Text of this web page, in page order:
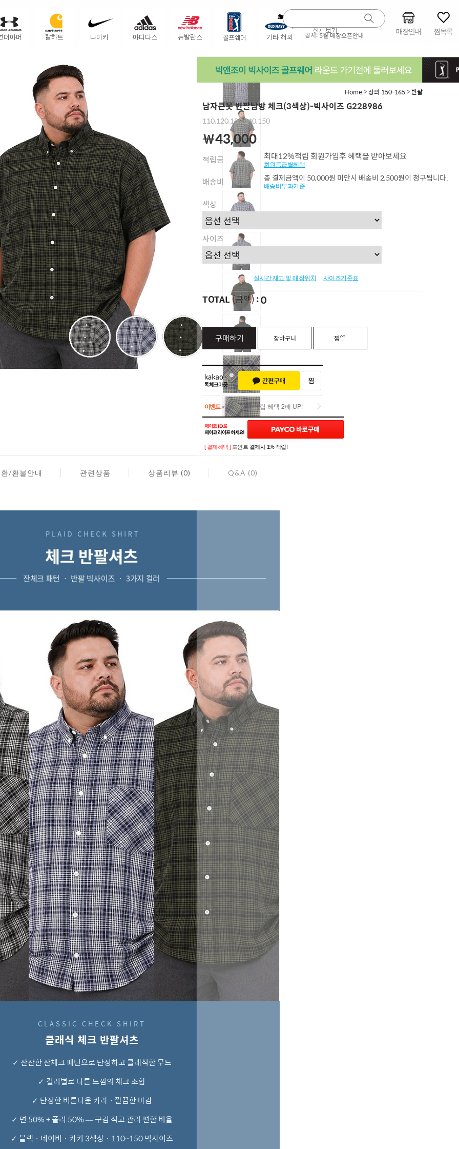
공지:5월 매장오픈안내 매장안내 찜목록
Home>상의 150-165> 반팔
남자큰옷 반팔남방 체크(3색상)-빅사이즈 G228986
110,120,130,140,150
￦43,000
적립금 최대12%적립 회원가입후 혜택을 받아보세요
회원등급별혜택
배송비 총 결제금액이 50,000원 미만시 배송비 2,500원이 청구됩니다.
배송비부과기준
색상
사이즈
실시간 재고 및 매장위치 사이즈기준표
TOTAL(금액) 0
구매하기 장바구니 찜♡
이벤트페이포인트 적립 혜택 2배 UP!
이벤트페이포인트 적립 혜택 2배 UP!
페이코 ID로 페이
[ 결제혜택 ] 포인트 결제시 1% 적립!
/환불안내 관련상품 상품리뷰 (0) Q&A (0)
CLASSIC CHECK SHIRT
클래식 체크 반팔셔츠
✓ 잔잔한 잔체크 패턴으로 단정하고 클래식한 무드
✓ 컬러별로 다른 느낌의 체크 조합
✓ 단정한 버튼다운 카라 · 깔끔한 마감
✓ 면 50% + 폴리 50% — 구김 적고 관리 편한 비율
✓ 블랙 · 네이비 · 카키 3색상 · 110~150 빅사이즈